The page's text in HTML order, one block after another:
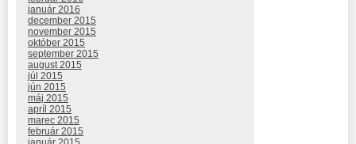
január 2016
december 2015
november 2015
október 2015
september 2015
august 2015
júl 2015
jún 2015
máj 2015
apríl 2015
marec 2015
február 2015